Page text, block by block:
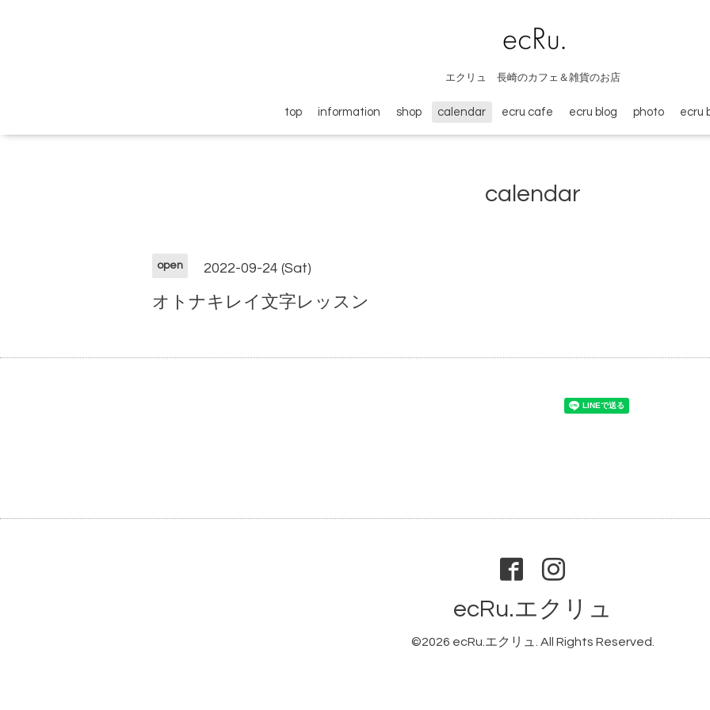
エクリュ 長崎のカフェ＆雑貨のお店
top information shop calendar ecru cafe ecru blog photo ecru
calendar
open 2022-09-24 (Sat)
オトナキレイ文字レッスン
ecRu.エクリュ
©2026 ecRu.エクリュ . All Rights Reserved.